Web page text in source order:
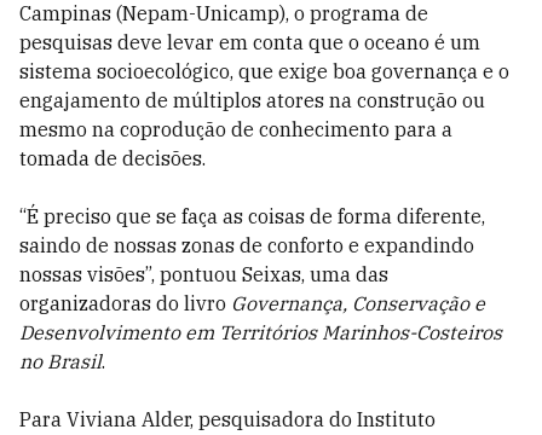
Campinas (Nepam-Unicamp), o programa de
pesquisas deve levar em conta que o oceano é um
sistema socioecológico, que exige boa governança e o
engajamento de múltiplos atores na construção ou
mesmo na coprodução de conhecimento para a
tomada de decisões.
“É preciso que se faça as coisas de forma diferente,
saindo de nossas zonas de conforto e expandindo
nossas visões”, pontuou Seixas, uma das
organizadoras do livro Governança, Conservação e
Desenvolvimento em Territórios Marinhos-Costeiros
no Brasil.
Para Viviana Alder, pesquisadora do Instituto